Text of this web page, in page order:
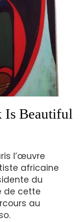
Is Beautiful
l’œuvre
africaine
du
de cette
au